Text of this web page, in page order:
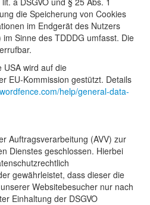
die Speicherung von Cookies
im Endgerät des Nutzers
Sinne des TDDDG umfasst. Die
USA wird auf die
EU-Kommission gestützt. Details
help/general-data-
Auftragsverarbeitung (AVV) zur
Dienstes geschlossen. Hierbei
gewährleistet, dass dieser die
Websitebesucher nur nach
Einhaltung der DSGVO